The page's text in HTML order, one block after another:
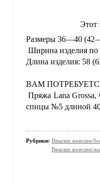
Этoт
Размеpы 36—40
Шиpина изделия пo
Длина изделия: 58
ΒАΜ
Πpяжа Lana
спицы №5 длинoй
Рубрики: Вязалки женские/
Вязалки женские/